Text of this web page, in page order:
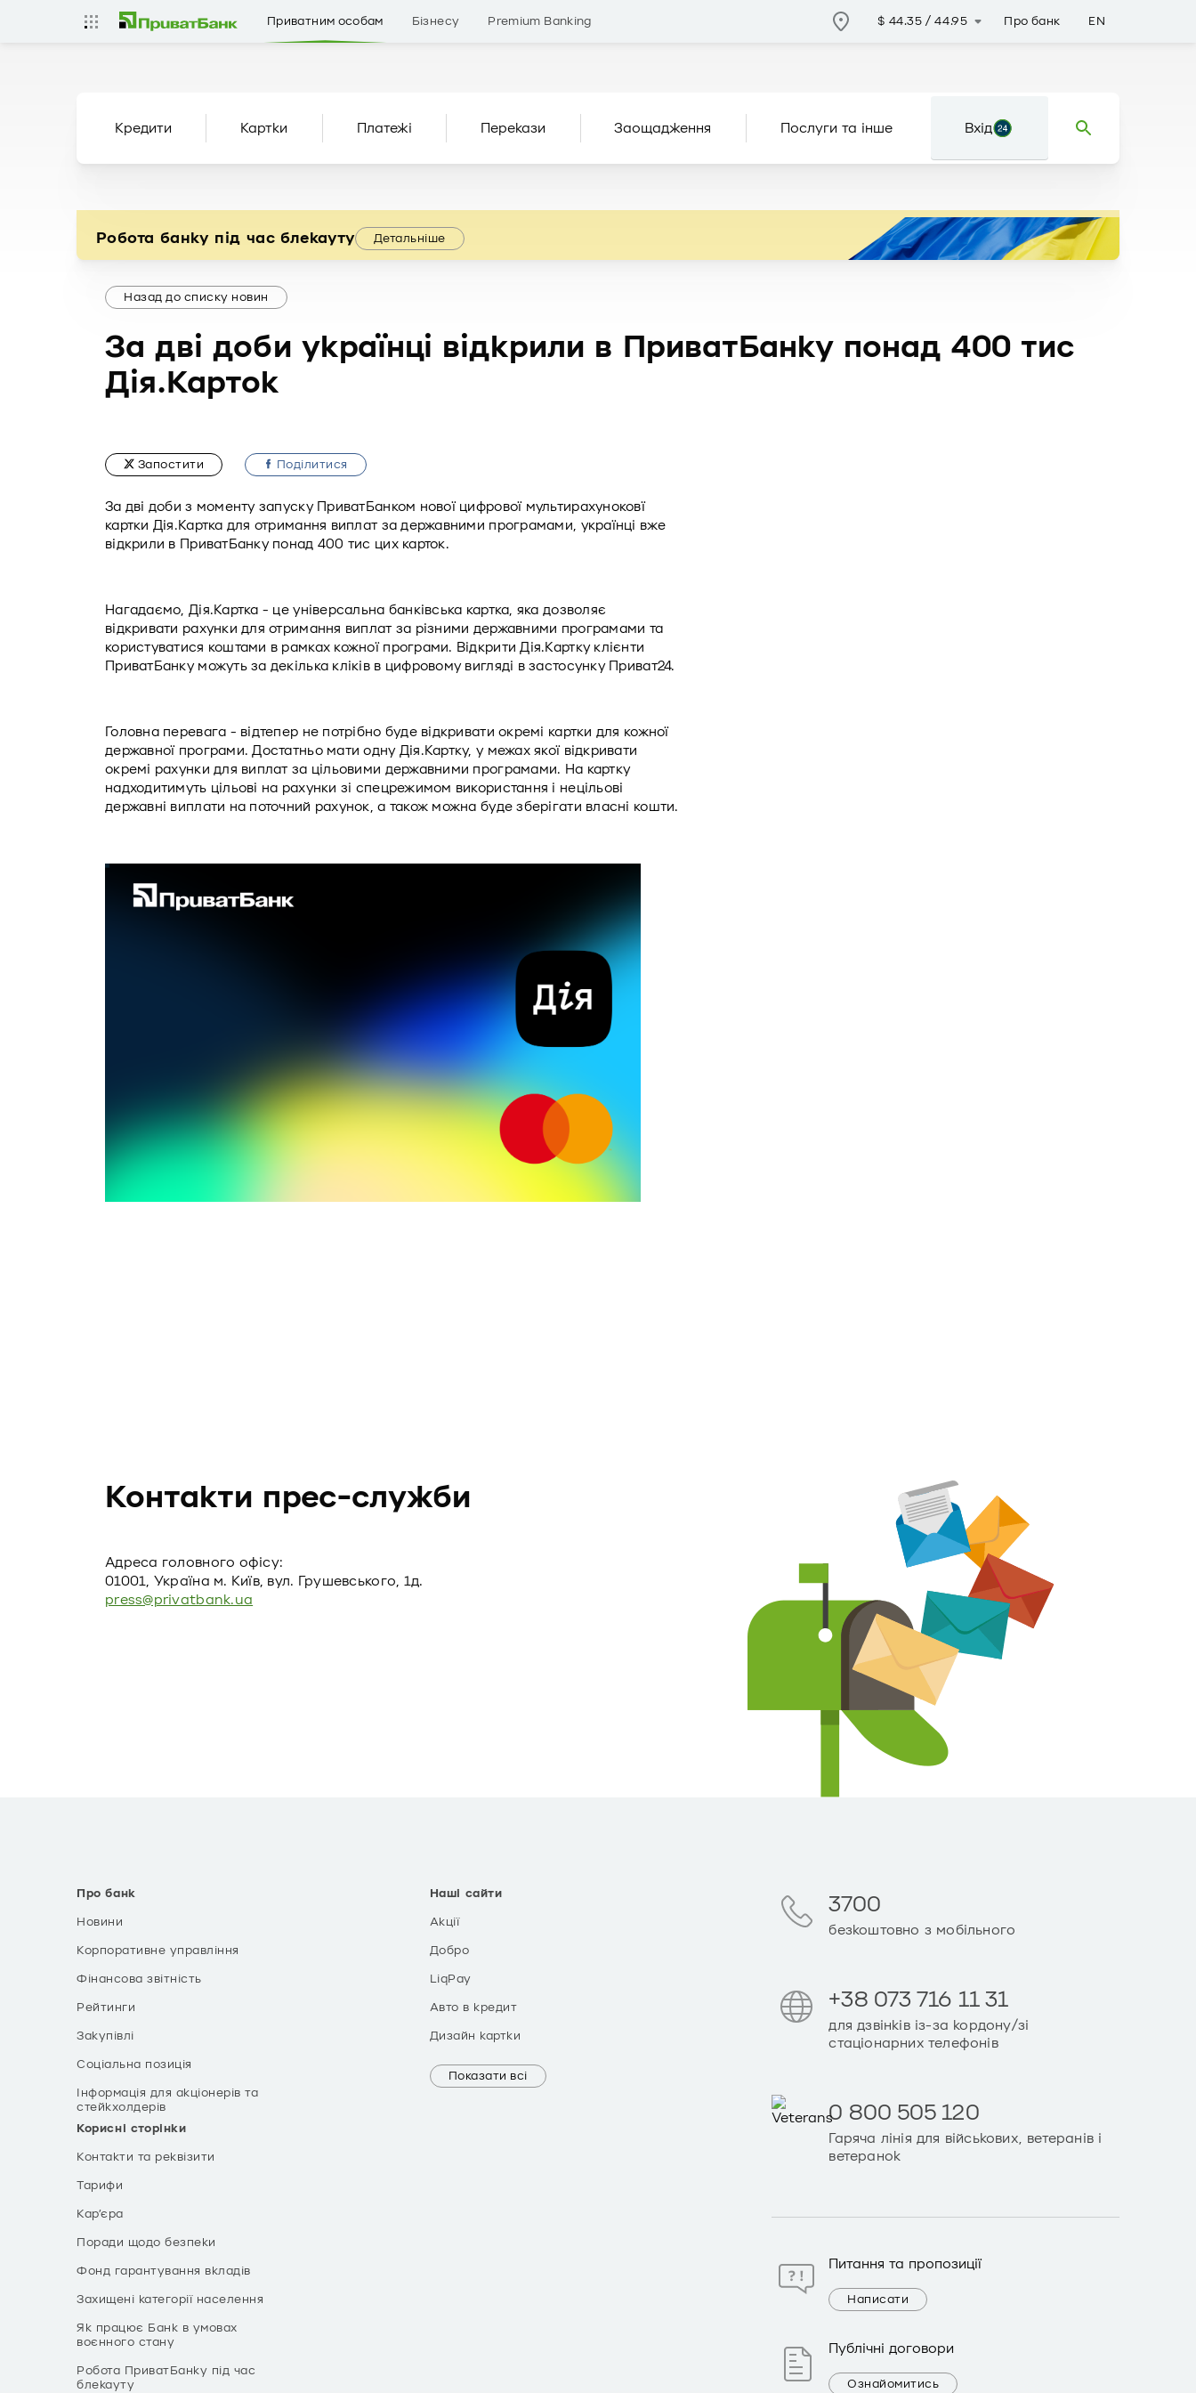
Приватним особам Бізнесу Premium Banking $ 44.35 /44.95 Про банк EN
Кредити Картки Платежі Перекази Заощадження Послуги та інше Вхід
Робота банку під час блекауту Детальніше
Назад до списку новин
За дві доби українці відкрили в ПриватБанку понад 400 тис
Дія.Карток
Запостити Подiлитися
За дві доби з моменту запуску ПриватБанком нової цифрової мультирахуноковї
картки Дія.Картка для отримання виплат за державними програмами, українці вже
відкрили в ПриватБанку понад 400 тис цих карток.
Нагадаємо, Дія.Картка - це універсальна банківська картка, яка дозволяє
відкривати рахунки для отримання виплат за різними державними програмами та
користуватися коштами в рамках кожної програми. Відкрити Дія.Картку клієнти
ПриватБанку можуть за декілька кліків в цифровому вигляді в застосунку Приват24.
Головна перевага - відтепер не потрібно буде відкривати окремі картки для кожної
державної програми. Достатньо мати одну Дія.Картку, у межах якої відкривати
окремі рахунки для виплат за цільовими державними програмами. На картку
надходитимуть цільові на рахунки зі спецрежимом використання і нецільові
державні виплати на поточний рахунок, а також можна буде зберігати власні кошти.
Контакти прес-служби
Адреса головного офiсу:
01001, Україна м. Київ, вул. Грушевського, 1д.
press@privatbank.ua
Про банк
Новини
Корпоративне управління
Фінансова звітність
Рейтинги
Закупівлі
Соціальна позиція
Інформація для акціонерів та
стейкхолдерів
Корисні сторінки
Контакти та реквізити
Тарифи
Кар’єра
Поради щодо безпеки
Фонд гарантування вкладів
Захищені категорії населення
Як працює Банк в умовах
воєнного стану
Робота ПриватБанку під час
блекауту
Наші сайти
Акції
Добро
LiqPay
Авто в кредит
Дизайн картки
Показати всі
3700
безкоштовно з мобільного
+38 073 716 11 31
для дзвінків із-за кордону/зі
стаціонарних телефонів
0 800 505 120
Гаряча лінія для військових, ветеранів і
ветеранок
Питання та пропозиції
Написати
Публічні договори
Ознайомитись